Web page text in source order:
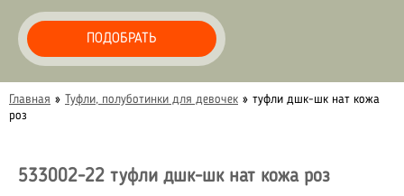
ПОДОБРАТЬ
Главная » Туфли, полуботинки для девочек » туфли дшк-шк нат кожа
роз
533002-22 туфли дшк-шк нат кожа роз